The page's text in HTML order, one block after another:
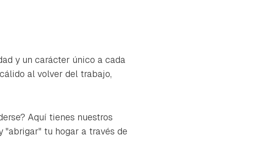
con tu
y un carácter único a cada
al volver del trabajo,
Aquí tienes nuestros
tu hogar a través de